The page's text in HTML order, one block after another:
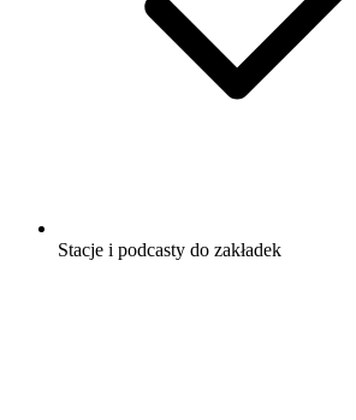
Stacje i podcasty do zakładek